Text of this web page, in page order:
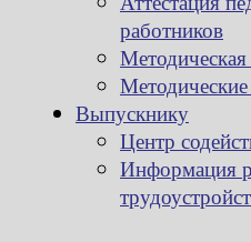
работников
Методическая
Выпускнику
Центр
Информация